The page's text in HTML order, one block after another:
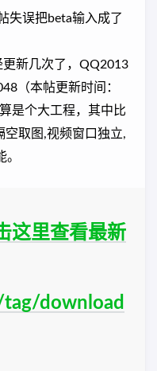
失误把beta输入成了
新几次了，QQ2013
（本帖更新时间：
是个大工程，其中比
取图,视频窗口独立,
这里查看最新
download